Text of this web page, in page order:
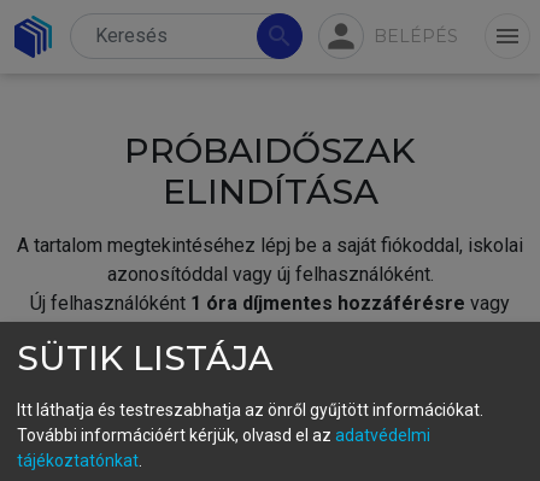
search person BELÉPÉS menu
PRÓBAIDŐSZAK
ELINDÍTÁSA
A tartalom megtekintéséhez lépj be a saját fiókoddal, iskolai
azonosítóddal vagy új felhasználóként.
Új felhasználóként 1 óra díjmentes hozzáférésre vagy
fiókoddal,vagy hozz létre új fiókot.
A regisztráció után apróbaidőszakautomatikusan
SÜTIK LISTÁJA
Itt láthatja és testreszabhatja az önről gyűjtött információkat.
További információért kérjük, olvasd el az adatvédelmi
tájékoztatónkat